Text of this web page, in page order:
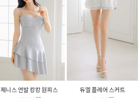
제니스 언발 캉캉 원피스
듀엘 플레어 스커트